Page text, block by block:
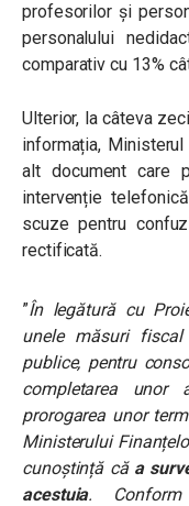
profesorilor și
personalului
comparativ cu 13%
Ulterior, la câteva
informația,
alt document care
intervenție
scuze pentru
rectificată.
”În legătură cu
unele măsuri
publice, pentru
completarea unor
prorogarea unor
Ministerului
cunoștință că a
acestuia. Conform